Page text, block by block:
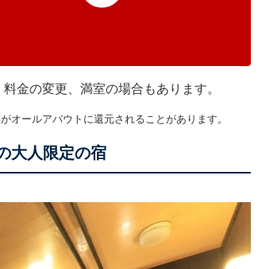
金の変更、満室の場合もあります。
ールアバウトに還元されることがあります。
大人限定の宿